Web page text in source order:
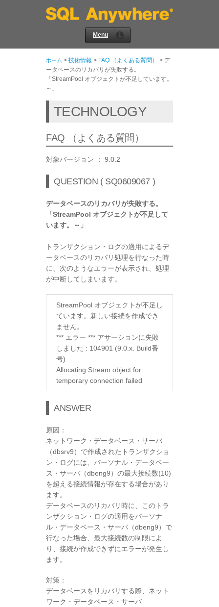
Menu
ホーム > 技術情報 > FAQ （よくある質問） > デ
ータベースのリカバリが失敗する。
「StreamPool オブジェクトが不足しています。
～」
TECHNOLOGY
FAQ （よくある質問）
対象バージョン ： 9.0.2
QUESTION ( SQ0609067 )
データベースのリカバリが失敗する。
「StreamPool オブジェクトが不足して
います。～」
トランザクション・ログの適用によるデ
ータベースのリカバリ処理を行なった時
に、次のようなエラーが表示され、処理
が中断してしまいます。
StreamPool オブジェクトが不足し
ています。新しい接続を作成でき
ません。
*** エラー *** アサーションに失敗
しました : 104901 (9.0.x. Build番
号)
Allocating Stream object for
temporary connection failed
ANSWER
原因：
ネットワーク・データベース・サーバ
（dbsrv9）で作成されたトランザクショ
ン・ログには、パーソナル・データベー
ス・サーバ（dbeng9）の最大接続数(10)
を超える接続情報が存在する場合があり
ます。
データベースのリカバリ時に、このトラ
ンザクション・ログの適用をパーソナ
ル・データベース・サーバ（dbeng9）で
行なった場合、最大接続数の制限によ
り、接続が作成できずにエラーが発生し
ます。
対策：
データベースをリカバリする際、ネット
ワーク・データベース・サーバ